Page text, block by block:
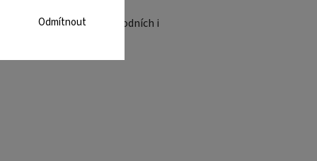
Odmítnout
chrániče používat na národních i